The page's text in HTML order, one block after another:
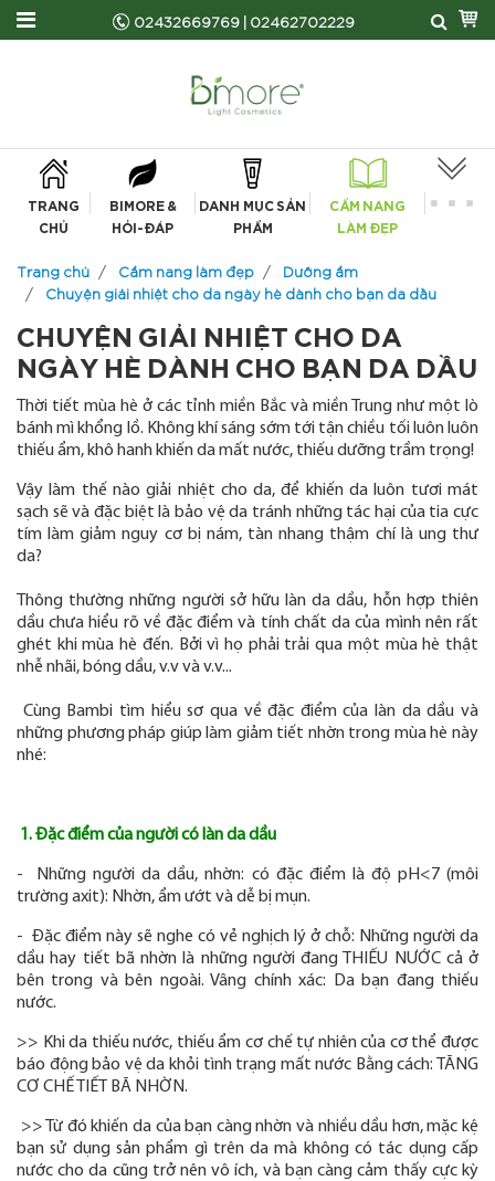
02432669769|02462702229
TRANG
CHỦ
BIMORE &
HỎI-ĐÁP
DANH MỤC SẢN
PHẨM
CẨM NANG
LÀM ĐẸP
Trang chủ Cẩm nang làm đẹp Dưỡng ẩm
Chuyện giải nhiệt cho da ngày hè dành cho bạn da dầu
CHUYỆN GIẢI NHIỆT CHO DA
NGÀY HÈ DÀNH CHO BẠN DA DẦU
Thời tiết mùa hè ở các tỉnh miền Bắc và miền Trung như một lò
bánh mì khổng lồ. Không khí sáng sớm tới tận chiều tối luôn luôn
thiếu ẩm, khô hanh khiến da mất nước, thiếu dưỡng trầm trọng!
Vậy làm thế nào giải nhiệt cho da, để khiến da luôn tươi mát
sạch sẽ và đặc biệt là bảo vệ da tránh những tác hại của tia cực
tím làm giảm nguy cơ bị nám, tàn nhang thậm chí là ung thư
da?
Thông thường những người sở hữu làn da dầu, hỗn hợp thiên
dầu chưa hiểu rõ về đặc điểm và tính chất da của mình nên rất
ghét khi mùa hè đến. Bởi vì họ phải trải qua một mùa hè thật
nhễ nhãi, bóng dầu, v.v và v.v...
Cùng Bambi tìm hiểu sơ qua về đặc điểm của làn da dầu và
những phương pháp giúp làm giảm tiết nhờn trong mùa hè này
nhé:
1. Đặc điểm của người có làn da dầu
- Những người da dầu, nhờn: có đặc điểm là độ pH<7 (môi
trường axit): Nhờn, ẩm ướt và dễ bị mụn.
- Đặc điểm này sẽ nghe có vẻ nghịch lý ở chỗ: Những người da
dầu hay tiết bã nhờn là những người đang THIẾU NƯỚC cả ở
bên trong và bên ngoài. Vâng chính xác: Da bạn đang thiếu
nước.
>> Khi da thiếu nước, thiếu ẩm cơ chế tự nhiên của cơ thể được
báo động bảo vệ da khỏi tình trạng mất nước Bằng cách: TĂNG
CƠ CHẾ TIẾT BÃ NHỜN.
>> Từ đó khiến da của bạn càng nhờn và nhiều dầu hơn, mặc kệ
bạn sử dụng sản phẩm gì trên da mà không có tác dụng cấp
nước cho da cũng trở nên vô ích, và bạn càng cảm thấy cực kỳ